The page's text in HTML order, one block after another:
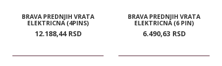
BRAVA PREDNJIH VRATA
ELEKTRICNA (4PINS)
12.188,44 RSD
BRAVA PREDNJIH VRATA
ELEKTRICNA (6 PIN)
6.490,63 RSD